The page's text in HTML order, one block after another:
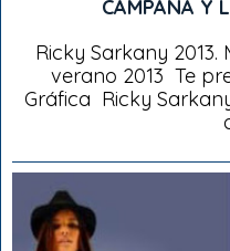
CAMPAÑA Y
Ricky Sarkany
verano 2013 Te
Gráfica Ricky